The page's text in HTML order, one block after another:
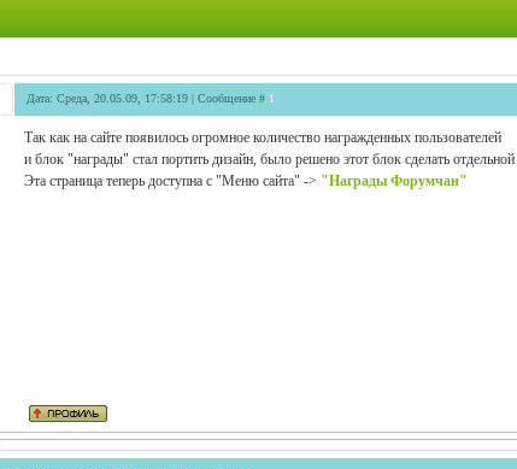
Дата: Среда, 20.05.09, 17:58:19 | Сообщение # 1
Так как на сайте появилось огромное количество награжденных пользователей
и блок "награды" стал портить дизайн, было решено этот блок сделать отдельной
Эта страница теперь доступна с "Меню сайта" -> "Награды Форумчан"